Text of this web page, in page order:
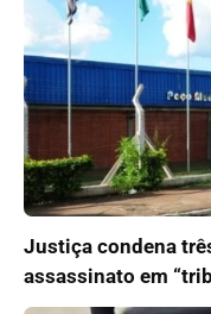
Justiça condena
assassinato em